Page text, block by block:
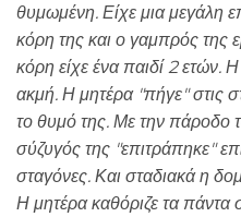
θυμωμένη. Είχε μια μεγάλη
κόρη της και ο γαμπρός της
κόρη είχε ένα παιδί 2
ακμή. Η μητέρα "πήγε" στις
το θυμό της. Με την πάροδο
σύζυγός της "επιτράπηκε"
σταγόνες. Και σταδιακά η
Η μητέρα καθόριζε τα πάντα